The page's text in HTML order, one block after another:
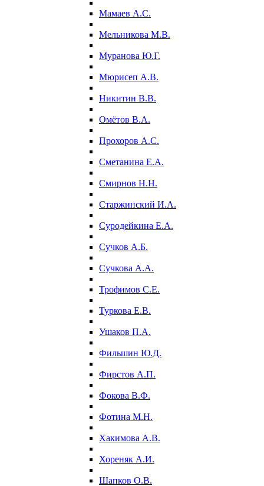
Мамаев А.С.
Мельникова М.В.
Муранова Ю.Г.
Мюрисеп А.В.
Никитин В.В.
Омётов В.А.
Прохоров А.С.
Сметанина Е.А.
Смирнов Н.Н.
Старжинский И.А.
Суродейкина Е.А.
Сучков А.Б.
Сучкова А.А.
Трофимов С.Е.
Туркова Е.В.
Ушаков П.А.
Фильшин Ю.Д.
Фирстов А.П.
Фокова В.Ф.
Фотина М.Н.
Хакимова А.В.
Хореняк А.И.
Шапков О.В.